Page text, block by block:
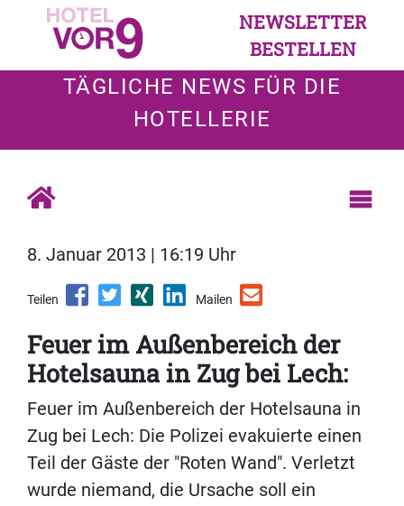
NEWSLETTER
BESTELLEN
TÄGLICHE NEWS FÜR DIE
HOTELLERIE
8. Januar 2013 | 16:19 Uhr
Teilen Mailen
Feuer im Außenbereich der
Hotelsauna in Zug bei Lech:
Feuer im Außenbereich der Hotelsauna in
Zug bei Lech: Die Polizei evakuierte einen
Teil der Gäste der "Roten Wand". Verletzt
wurde niemand, die Ursache soll ein